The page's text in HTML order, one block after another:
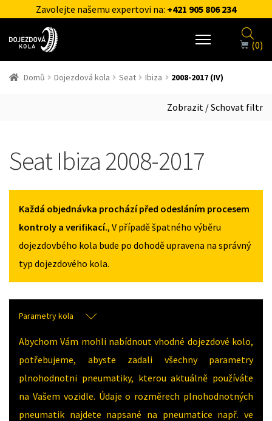
Zavolejte našemu expertovi na: +421 905 806 234
(0)
Domů Dojezdová kola Seat Ibiza 2008-2017 (IV)
Zobrazit / Schovat filtr
Seat Ibiza 2008-2017
Každá objednávka prochází před odesláním procesem
kontroly a verifikací., V případě špatného výběru
dojezdovbého kola bude po dohodě upravena na správný
typ dojezdového kola.
Parametry kola
Abychom Vám mohli nabídnout vhodné dojezdové kolo,
potřebujeme, abyste zadali všechny parametry
plnohodnotni pneumatiky, kterou aktuálně používáte
na Vašem vozidle. Údaje o rozměrech plnohodnotných
pneumatik najdete napsané na pneumatice např. ve